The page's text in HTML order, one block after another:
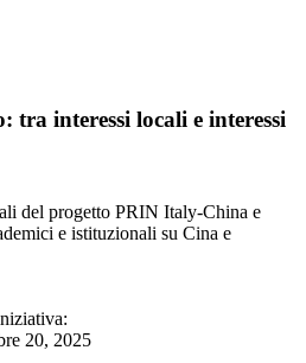
tra interessi locali e interessi
del progetto PRIN Italy-China e
e istituzionali su Cina e
20, 2025